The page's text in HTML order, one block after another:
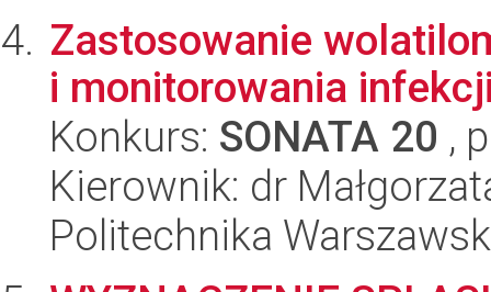
Zastosowanie
i monitorowania
Konkurs: SONATA 20 ,
Kierownik: dr
Politechnika